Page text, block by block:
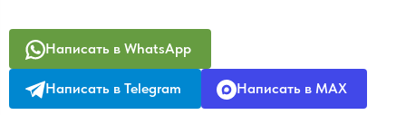
Написать в WhatsApp
Написать в Telegram Написать в MAX